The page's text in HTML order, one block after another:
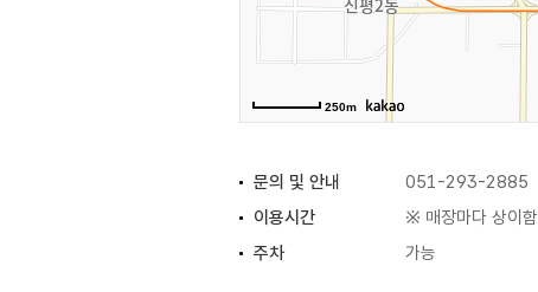
250m
문의 및 안내 051-293-2885
이용시간
※ 매장마다 상이함
주차
가능